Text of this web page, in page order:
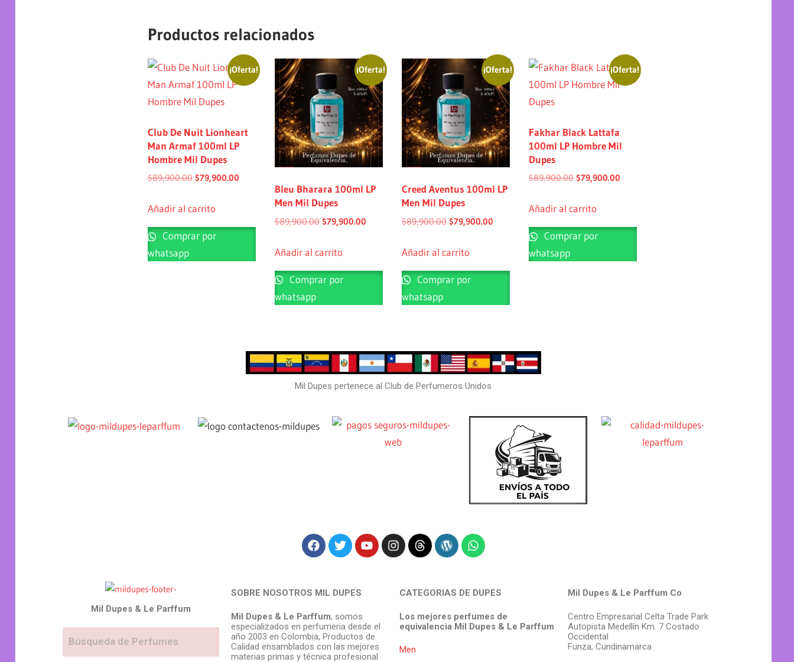
Productos relacionados
¡Oferta!
Club De Nuit Lionheart
Man Armaf 100ml LP
Hombre Mil Dupes
$89,900.00 $79,900.00
Añadir al carrito
Comprar por
whatsapp
¡Oferta!
Bleu Bharara 100ml LP
Men Mil Dupes
$89,900.00 $79,900.00
Añadir al carrito
Comprar por
whatsapp
¡Oferta!
Creed Aventus 100ml LP
Men Mil Dupes
$89,900.00 $79,900.00
Añadir al carrito
Comprar por
whatsapp
¡Oferta!
Fakhar Black Lattafa
100ml LP Hombre Mil
Dupes
$89,900.00 $79,900.00
Añadir al carrito
Comprar por
whatsapp
Mil Dupes pertenece al Club de Perfumeros Unidos
Mil Dupes & Le Parffum
SOBRE NOSOTROS MIL DUPES
Mil Dupes & Le Parffum, somos
especializados en perfumeria desde el
año 2003 en Colombia, Productos de
Calidad ensamblados con las mejores
materias primas y técnica profesional
CATEGORIAS DE DUPES
Los mejores perfumes de
equivalencia Mil Dupes & Le Parffum
Men
Mil Dupes & Le Parffum Co
Centro Empresarial Celta Trade Park
Autopista Medellín Km. 7 Costado
Occidental
Funza, Cundinamarca